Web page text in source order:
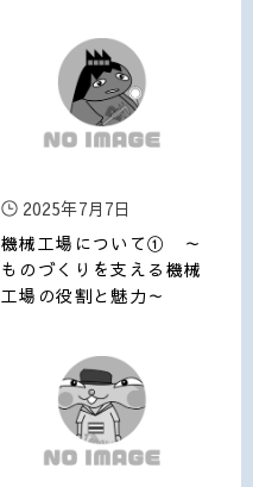
2025年7月7日
機械工場について① ～
ものづくりを支える機械
工場の役割と魅力～